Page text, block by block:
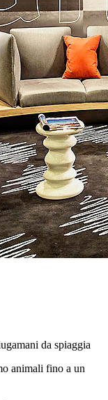
da spiaggia
animali fino a un